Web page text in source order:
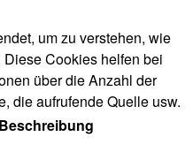
um zu verstehen, wie
Cookies helfen bei
über die Anzahl der
die aufrufende Quelle usw.
Beschreibung